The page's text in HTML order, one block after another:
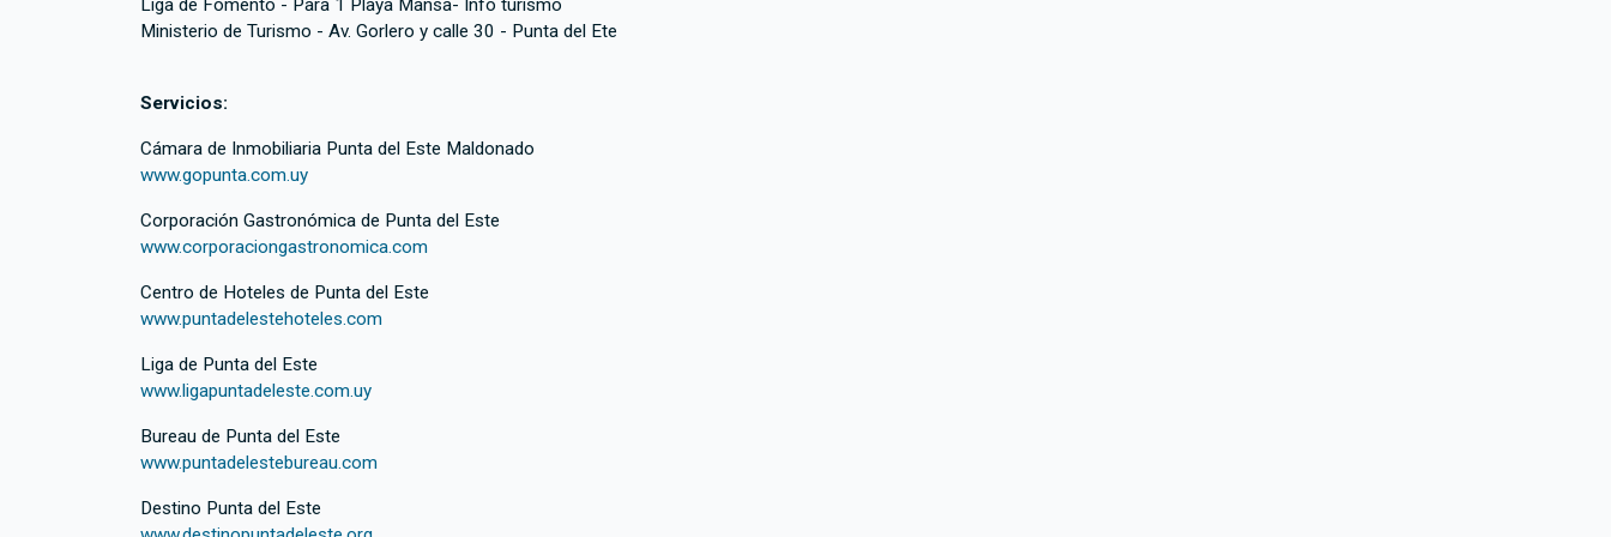
Ministerio de Turismo - Av. Gorlero y calle 30 - Punta del Ete
Servicios:
Cámara de Inmobiliaria Punta del Este Maldonado
www.gopunta.com.uy
Corporación Gastronómica de Punta del Este
www.corporaciongastronomica.com
Centro de Hoteles de Punta del Este
www.puntadelestehoteles.com
Liga de Punta del Este
www.ligapuntadeleste.com.uy
Bureau de Punta del Este
www.puntadelestebureau.com
Destino Punta del Este